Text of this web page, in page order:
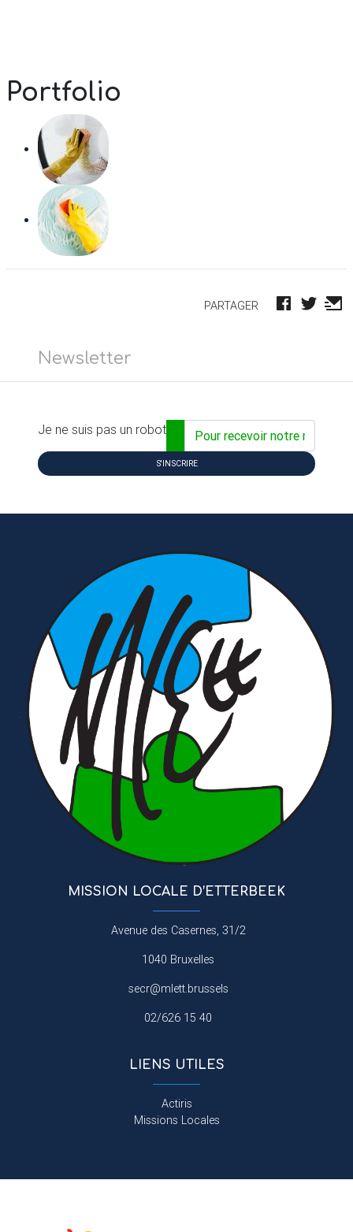
Portfolio
PARTAGER
Newsletter
Adresse email...
Je ne suis pas un robot
S'INSCRIRE
MISSION LOCALE D’ETTERBEEK
Avenue des Casernes, 31/2
1040 Bruxelles
secr@mlett.brussels
02/626 15 40
LIENS UTILES
Actiris
Missions Locales